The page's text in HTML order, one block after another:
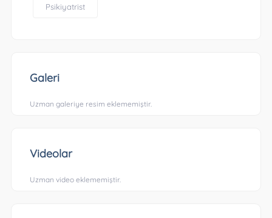
Psikiyatrist
Galeri
Uzman galeriye resim eklememiştir.
Videolar
Uzman video eklememiştir.